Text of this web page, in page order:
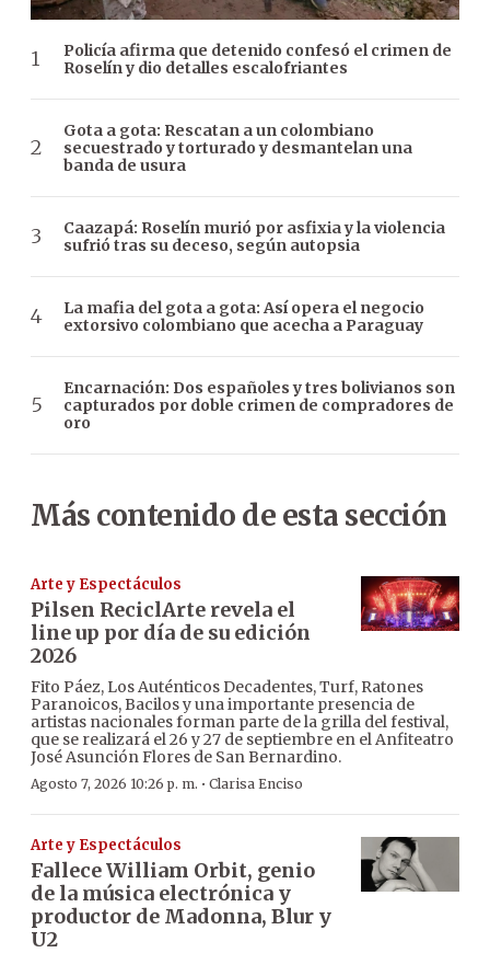
Policía afirma que detenido confesó el crimen de
Roselín y dio detalles escalofriantes
Gota a gota: Rescatan a un colombiano
secuestrado y torturado y desmantelan una
banda de usura
Caazapá: Roselín murió por asfixia y la violencia
sufrió tras su deceso, según autopsia
La mafia del gota a gota: Así opera el negocio
extorsivo colombiano que acecha a Paraguay
Encarnación: Dos españoles y tres bolivianos son
capturados por doble crimen de compradores de
oro
Más contenido de esta sección
Arte y Espectáculos
Pilsen ReciclArte revela el
line up por día de su edición
2026
Fito Páez, Los Auténticos Decadentes, Turf, Ratones
Paranoicos, Bacilos y una importante presencia de
artistas nacionales forman parte de la grilla del festival,
que se realizará el 26 y 27 de septiembre en el Anfiteatro
José Asunción Flores de San Bernardino.
Agosto 7, 2026 10:26 p. m. · Clarisa Enciso
Arte y Espectáculos
Fallece William Orbit, genio
de la música electrónica y
productor de Madonna, Blur y
U2